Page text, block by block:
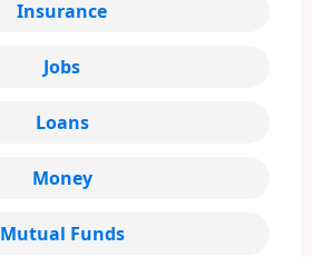
Insurance
Jobs
Loans
Money
Mutual Funds